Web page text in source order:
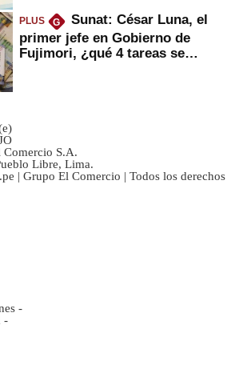
PLUS G
Sunat: César Luna, el
primer jefe en Gobierno de
Fujimori, ¿qué 4 tareas se
S.A.
Libre, Lima.
| Grupo El Comercio | Todos los derechos
-
-